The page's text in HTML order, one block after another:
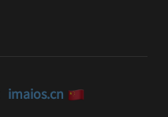
imaios.cn